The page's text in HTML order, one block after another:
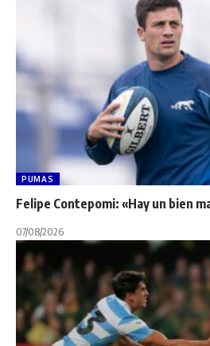
PUMAS
Felipe Contepomi: «Hay un bien
07/08/2026